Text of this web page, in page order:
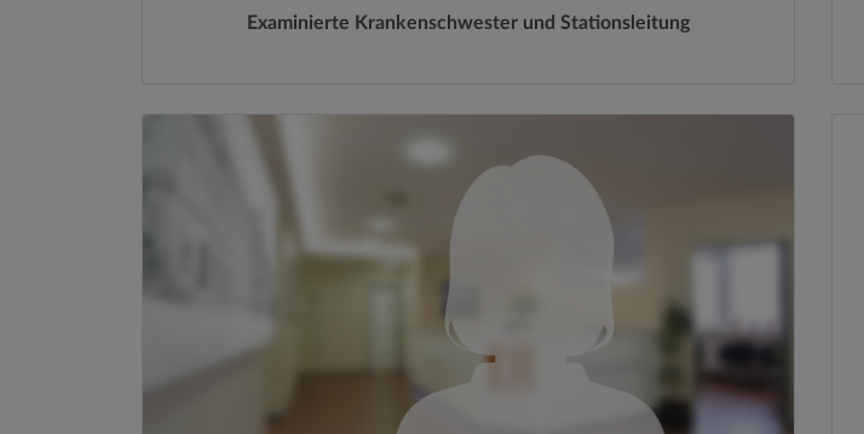
Examinierte Krankenschwester und Stationsleitung